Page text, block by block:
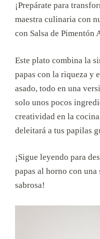
¡Prepárate para
maestra culinaria con
con Salsa de Pimentón
Este plato combina la
papas con la riqueza y
asado, todo en una
solo unos pocos
creatividad en la
deleitará a tus papilas
¡Sigue leyendo para
papas al horno con
sabrosa!